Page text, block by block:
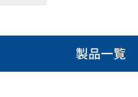
製品一覧